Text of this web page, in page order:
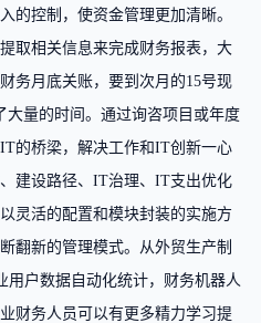
的控制，使资金管理更加清晰。
取相关信息来完成财务报表，大
务月底关账，要到次月的15号现
大量的时间。通过询咨项目或年度
的桥梁，解决工作和IT创新一心
建设路径、IT治理、IT支出优化
灵活的配置和模块封装的实施方
翻新的管理模式。从外贸生产制
用户数据自动化统计，财务机器人
财务人员可以有更多精力学习提